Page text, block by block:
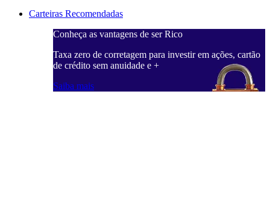
Carteiras Recomendadas
Conheça as vantagens de ser Rico
Taxa zero de corretagem para investir em ações, cartão
de crédito sem anuidade e +
Saiba mais